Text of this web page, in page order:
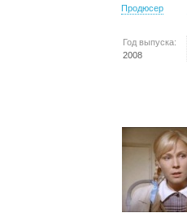
Продюсер
Год выпуска:
2008